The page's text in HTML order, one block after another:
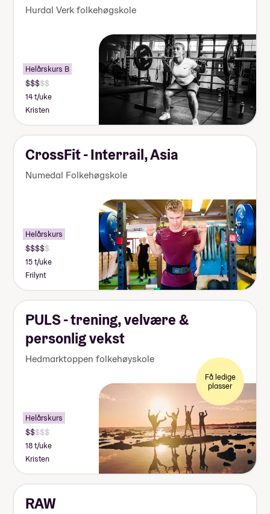
Hurdal Verk folkehøgskole
Helårskurs B
14 t/uke
Kristen
CrossFit - Interrail, Asia
Numedal Folkehøgskole
Helårskurs
15 t/uke
Frilynt
PULS - trening, velvære &
personlig vekst
Hedmarktoppen folkehøyskole
Få ledige
plasser
Helårskurs
18 t/uke
Kristen
RAW